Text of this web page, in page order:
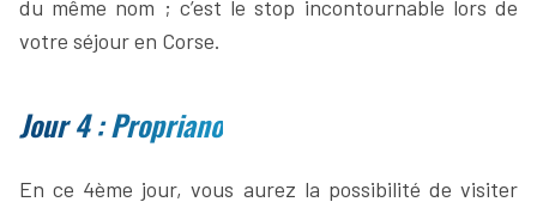
du même nom ; c’est le stop incontournable lors de
votre séjour en Corse.
Jour 4 : Propriano
En ce 4ème jour, vous aurez la possibilité de visiter